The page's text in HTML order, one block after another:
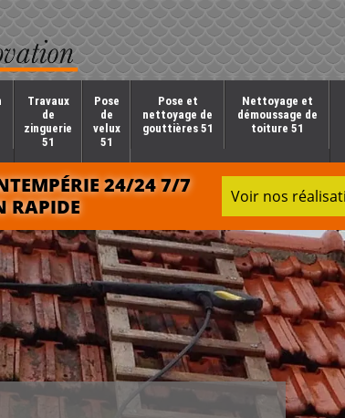
Travaux
de
zinguerie
51
Pose
de
velux
51
Pose et
nettoyage de
gouttières 51
Nettoyage et
démoussage de
toiture 51
24/24 7/7
RAPIDE
Voir nos